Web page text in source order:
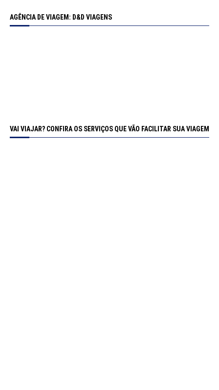
AGÊNCIA DE VIAGEM: D&D VIAGENS
VAI VIAJAR? CONFIRA OS SERVIÇOS QUE VÃO FACILITAR SUA VIAGEM